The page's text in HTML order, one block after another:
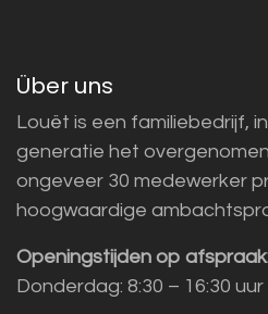
Über uns
Louët is een familiebedrijf,
generatie het
ongeveer 30 medewerker
hoogwaardige
Openingstijden op
Donderdag: 8:30 – 16:30 uur